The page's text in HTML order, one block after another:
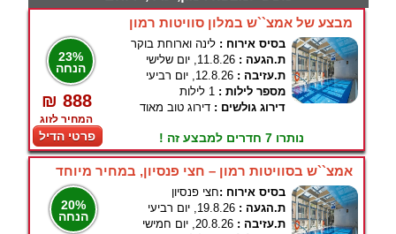
מבצע של אמצ``ש במלון סוויטות רמון
23%
הנחה
₪ 888
המחיר לזוג
פרטי הדיל
בסיס אירוח : לינה וארוחת בוקר
ת.הגעה : 11.8.26, יום שלישי
ת.עזיבה : 12.8.26, יום רביעי
מספר לילות : 1 לילות
דירוג גולשים : דירוג טוב מאוד
נותרו 7 חדרים למבצע זה !
אמצ``ש בסוויטות רמון – חצי פנסיון, במחיר מיוחד
20%
הנחה
בסיס אירוח :חצי פנסיון
ת.הגעה : 19.8.26, יום רביעי
ת.עזיבה : 20.8.26, יום חמישי